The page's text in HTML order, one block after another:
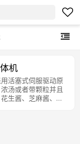
机
活塞式伺服驱动原
汤或者带颗粒并且
生酱、芝麻酱、果